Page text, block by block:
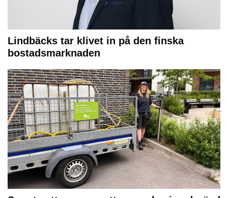
Lindbäcks tar klivet in på den finska
bostadsmarknaden